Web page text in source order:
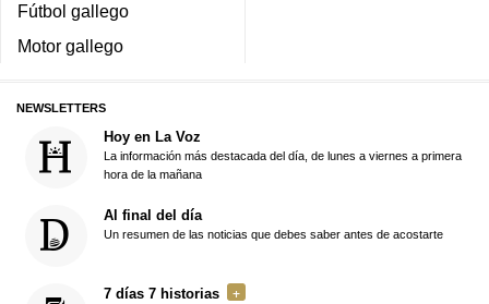
Fútbol gallego
Motor gallego
NEWSLETTERS
Hoy en La Voz
La información más destacada del día, de lunes a viernes a primera
hora de la mañana
Al final del día
Un resumen de las noticias que debes saber antes de acostarte
7 días 7 historias